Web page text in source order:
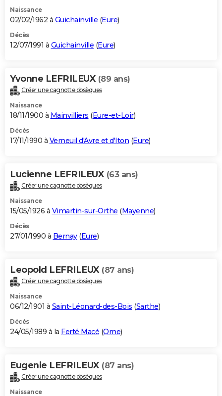
Naissance
02/02/1962 à Guichainville (Eure)
Décès
12/07/1991 à Guichainville (Eure)
Yvonne LEFRILEUX (89 ans)
Créer une cagnotte obsèques
Naissance
18/11/1900 à Mainvilliers (Eure-et-Loir)
Décès
17/11/1990 à Verneuil d'Avre et d'Iton (Eure)
Lucienne LEFRILEUX (63 ans)
Créer une cagnotte obsèques
Naissance
15/05/1926 à Vimartin-sur-Orthe (Mayenne)
Décès
27/01/1990 à Bernay(Eure)
Leopold LEFRILEUX (87 ans)
Créer une cagnotte obsèques
Naissance
06/12/1901 à Saint-Léonard-des-Bois (Sarthe)
Décès
24/05/1989 à la Ferté Macé (Orne)
Eugenie LEFRILEUX (87 ans)
Créer une cagnotte obsèques
Naissance